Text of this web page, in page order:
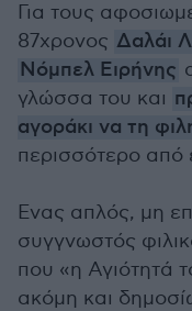
Για τους
87χρονος Δαλάι
Νόμπελ Ειρήνης
γλώσσα του και
αγοράκι να τη
περισσότερο από
Ενας απλός, μη
συγγνωστός
που «η Αγιότητά
ακόμη και